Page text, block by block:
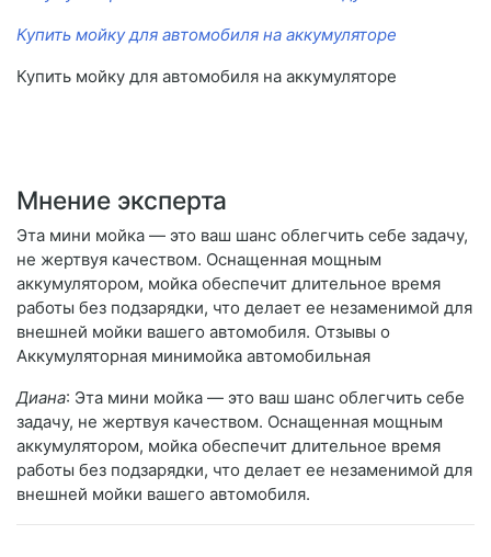
Купить мойку для автомобиля на аккумуляторе
Купить мойку для автомобиля на аккумуляторе
Мнение эксперта
Эта мини мойка — это ваш шанс облегчить себе задачу,
не жертвуя качеством. Оснащенная мощным
аккумулятором, мойка обеспечит длительное время
работы без подзарядки, что делает ее незаменимой для
внешней мойки вашего автомобиля. Отзывы о
Аккумуляторная минимойка автомобильная
Диана: Эта мини мойка — это ваш шанс облегчить себе
задачу, не жертвуя качеством. Оснащенная мощным
аккумулятором, мойка обеспечит длительное время
работы без подзарядки, что делает ее незаменимой для
внешней мойки вашего автомобиля.